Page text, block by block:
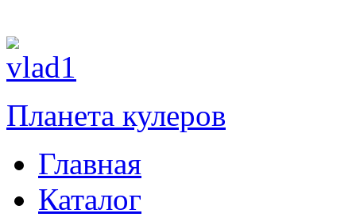
Планета кулеров
Главная
Каталог